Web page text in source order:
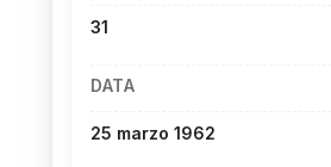
31
DATA
25 marzo 1962